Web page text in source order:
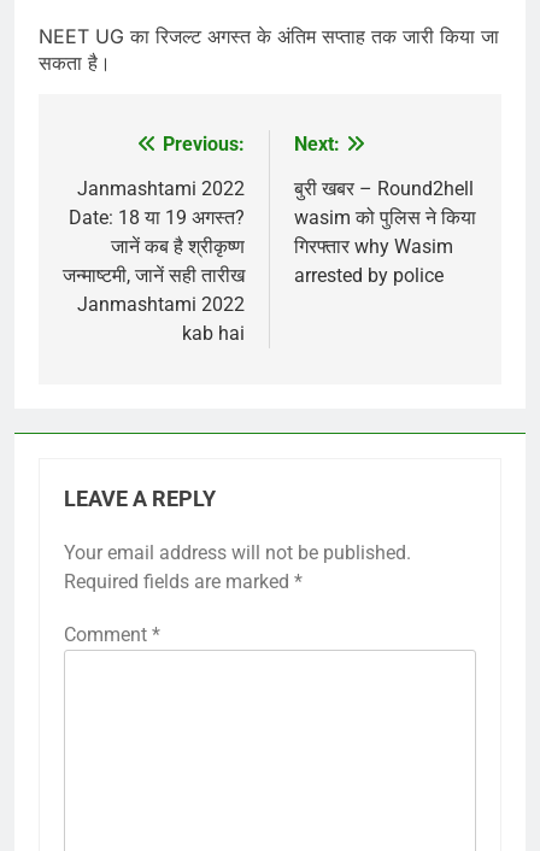
NEET UG का रिजल्ट अगस्त के अंतिम सप्ताह तक जारी किया जा
सकता है।
navigation
Previous:
Janmashtami 2022
Date: 18 या 19 अगस्त?
जानें कब है श्रीकृष्ण
जन्माष्टमी, जानें सही तारीख
Janmashtami 2022
kab hai
Next:
बुरी खबर – Round2hell
wasim को पुलिस ने किया
गिरफ्तार why Wasim
arrested by police
LEAVE A REPLY
Your email address will not be published.
Required fields are marked *
Comment *